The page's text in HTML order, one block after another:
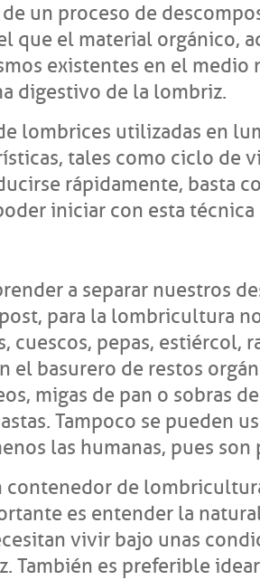
de un proceso de
que el material orgánico,
existentes en el medio
digestivo de la lombriz.
lombrices utilizadas en
tales como ciclo de
rápidamente, basta
iniciar con esta
a separar nuestros
para la lombricultura
cuescos, pepas, estiércol,
el basurero de restos
migas de pan o sobras
Tampoco se pueden
las humanas, pues son
contenedor de
es entender la
vivir bajo unas
También es preferible